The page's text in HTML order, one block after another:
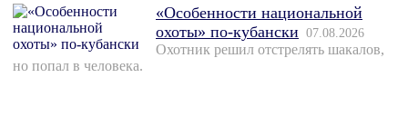
«Особенности национальной
охоты» по-кубански 07.08.2026
Охотник решил отстрелять шакалов,
но попал в человека.